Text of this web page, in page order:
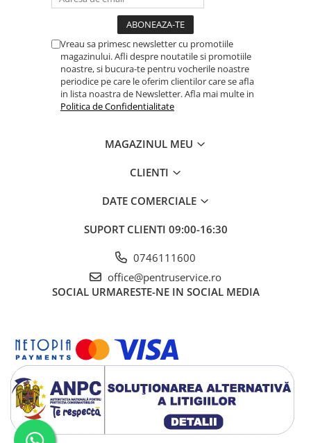
Accesorii pentru tubulare
Scule de mana
Burghie/accesorii
Perii/Perii de Sarma
Instrumente de Taiat, Lipit
Instrumente de Masurat
Clichete, Extensii, Adaptoare,
Accesorii
Dispozitive magnetice, oglinzi,
lampi
Scule Electrice
Consumabile
Produse igiena
Vreau sa primesc newsletter cu promotiile
magazinului. Afli despre noutatile si promotiile
noastre, si bucura-te pentru vocherile noastre
periodice pe care le oferim clientilor care se afla
in lista noastra de Newsletter. Afla mai multe in
Politica de Confidentialitate
MAGAZINUL MEU
CLIENTI
DATE COMERCIALE
SUPORT CLIENTI 09:00-16:30
0746111600
office@pentruservice.ro
SOCIAL URMARESTE-NE IN SOCIAL MEDIA